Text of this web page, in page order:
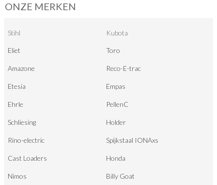
ONZE MERKEN
Stihl Kubota
Eliet Toro
Amazone Reco-E-trac
Etesia Empas
Ehrle PellenC
Schliesing Holder
Rino-electric Spijkstaal IONAxs
Cast Loaders Honda
Nimos Billy Goat